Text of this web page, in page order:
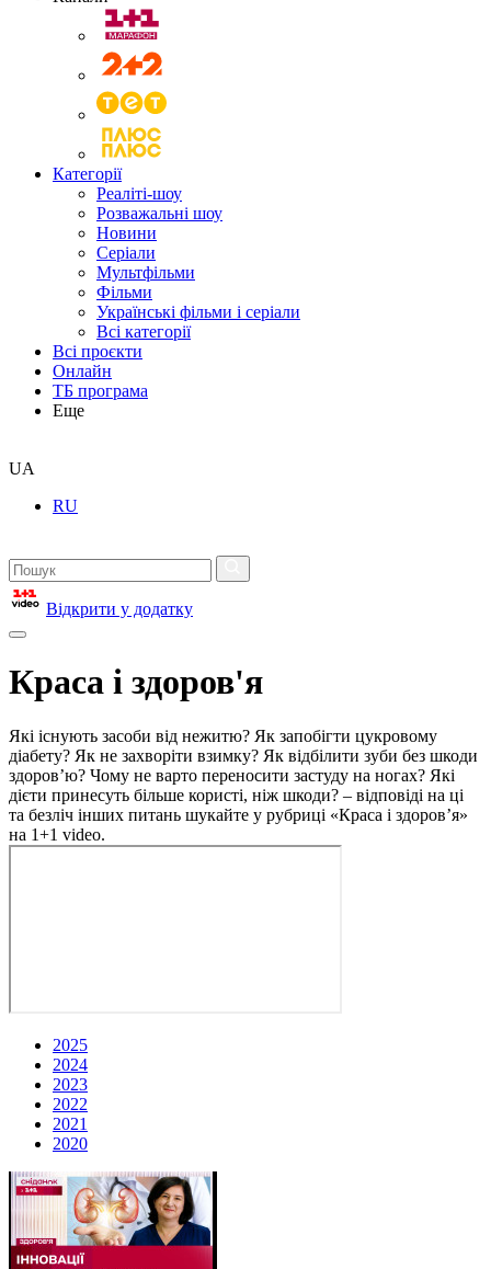
Категорії
Реаліті-шоу
Розважальні шоу
Новини
Серіали
Мультфільми
Фільми
Українські фільми і серіали
Всі категорії
Всі проєкти
Онлайн
ТБ програма
Еще
UA
RU
Відкрити у додатку
Краса і здоров'я
Які існують засоби від нежитю? Як запобігти цукровому
діабету? Як не захворіти взимку? Як відбілити зуби без шкоди
здоров’ю? Чому не варто переносити застуду на ногах? Які
дієти принесуть більше користі, ніж шкоди? – відповіді на ці
та безліч інших питань шукайте у рубриці «Краса і здоров’я»
на 1+1 video.
2025
2024
2023
2022
2021
2020